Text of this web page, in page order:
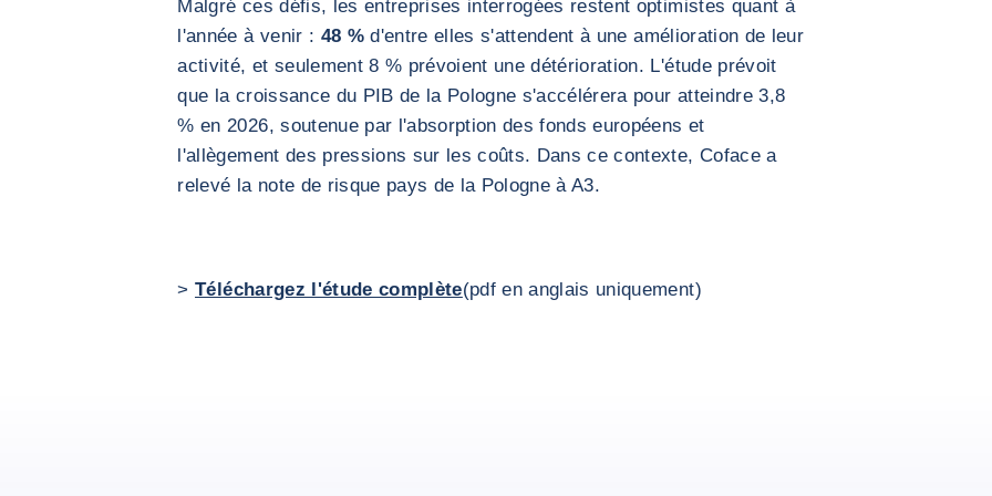
Malgré ces défis, les entreprises interrogées restent optimistes quant à
l'année à venir : 48 %d'entre elles s'attendent à une amélioration de leur
activité, et seulement 8 % prévoient une détérioration. L'étude prévoit
que la croissance du PIB de la Pologne s'accélérera pour atteindre 3,8
% en 2026, soutenue par l'absorption des fonds européens et
l'allègement des pressions sur les coûts. Dans ce contexte, Coface a
relevé la note de risque pays de la Pologne à A3.
>Téléchargez l'étude complète(pdf en anglais uniquement)